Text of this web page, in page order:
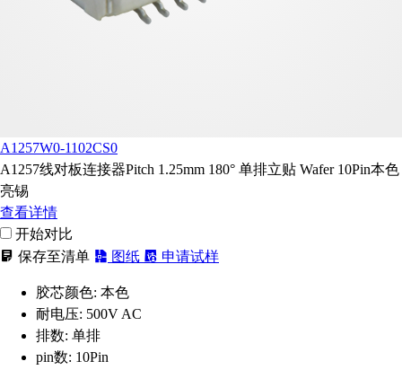
A1257W0-1102CS0
A1257线对板连接器Pitch 1.25mm 180° 单排立贴 Wafer 10Pin本色
亮锡
查看详情
开始对比
保存至清单
图纸 申请试样
胶芯颜色: 本色
耐电压: 500V AC
排数: 单排
pin数: 10Pin